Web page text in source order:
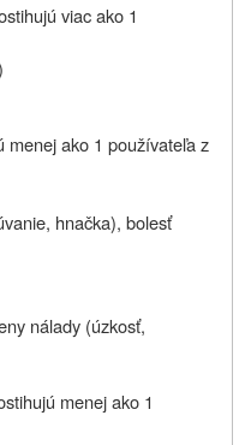
viac ako 1
menej ako 1 používateľa z
hnačka), bolesť
nálady (úzkosť,
menej ako 1